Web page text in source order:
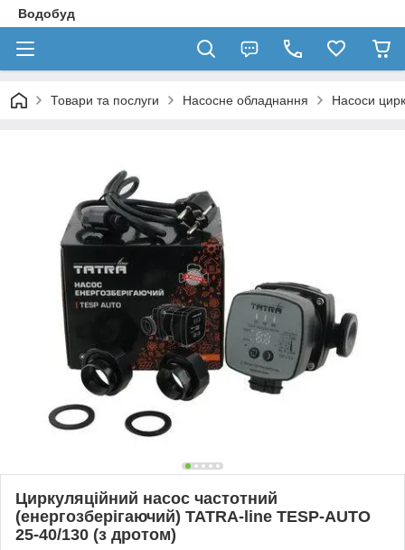
Водобуд
Товари та послуги Насосне обладнання Насоси
Циркуляційний насос частотний
(енергозберігаючий) TATRA-line TESP-AUTO
25-40/130 (з дротом)